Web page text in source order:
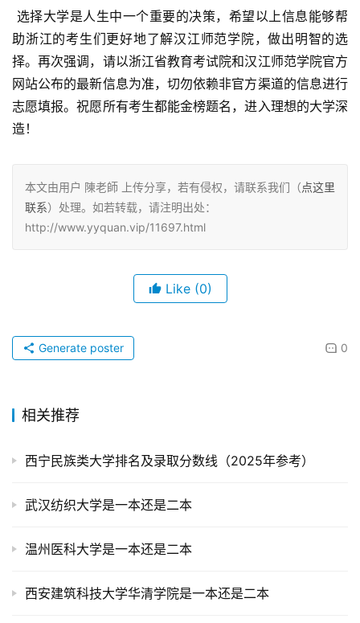
助浙江的考生们更好地了解汉江师范学院，做出明智的选
择。再次强调，请以浙江省教育考试院和汉江师范学院官方
网站公布的最新信息为准，切勿依赖非官方渠道的信息进行
志愿填报。祝愿所有考生都能金榜题名，进入理想的大学深
造！
本文由用户 陳老師 上传分享，若有侵权，请联系我们（点这里
联系）处理。如若转载，请注明出处：
http://www.yyquan.vip/11697.html
Like (0)
0
Generate poster
相关推荐
西宁民族类大学排名及录取分数线（2025年参考）
武汉纺织大学是一本还是二本
温州医科大学是一本还是二本
西安建筑科技大学华清学院是一本还是二本